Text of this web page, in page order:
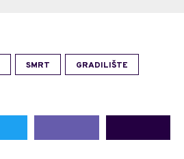
SMRT GRADILIŠTE